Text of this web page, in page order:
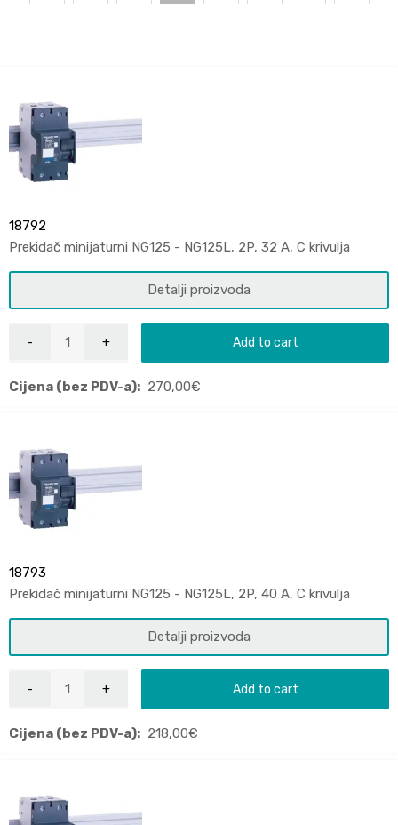
18792
Prekidač minijaturni NG125 - NG125L, 2P, 32 A, C krivulja
Detalji proizvoda
Add to cart
Cijena (bez PDV-a): 270,00€
18793
Prekidač minijaturni NG125 - NG125L, 2P, 40 A, C krivulja
Detalji proizvoda
Add to cart
Cijena (bez PDV-a): 218,00€